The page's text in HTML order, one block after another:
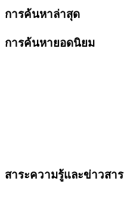
การค้นหาล่าสุด
การค้นหายอดนิยม
สาระความรู้และข่าวสาร